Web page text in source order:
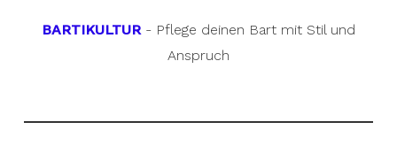
BARTIKULTUR- Pflege deinen Bart mit Stil und
Anspruch